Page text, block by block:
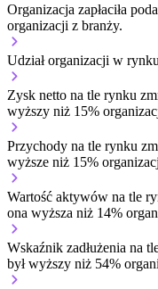
Organizacja zapłaciła
organizacji z branży.
Udział organizacji w
Zysk netto na tle rynku
wyższy niż 15%
Przychody na tle rynku
wyższe niż 15%
Wartość aktywów na tle
ona wyższa niż 14%
Wskaźnik zadłużenia na
był wyższy niż 54%